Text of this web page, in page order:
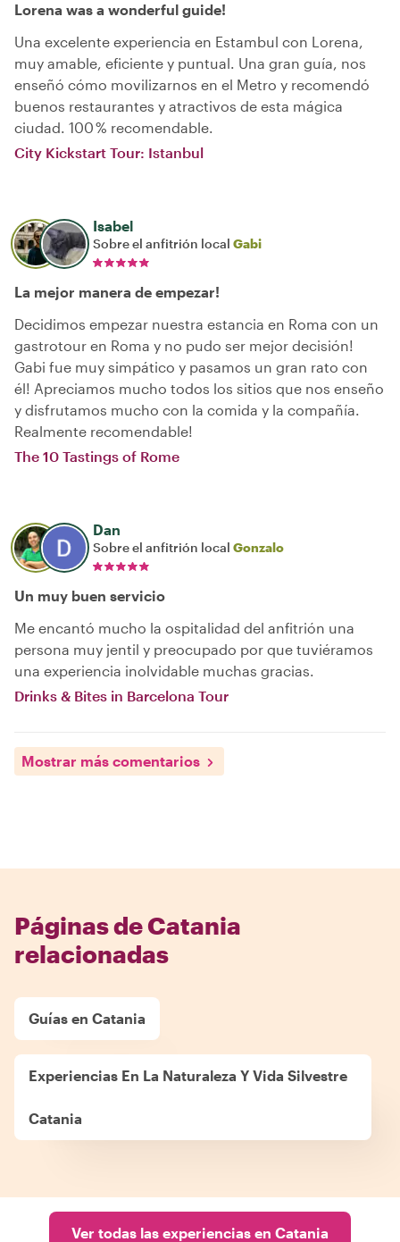
Lorena was a wonderful guide!
Una excelente experiencia en Estambul con Lorena,
muy amable, eficiente y puntual. Una gran guía, nos
enseñó cómo movilizarnos en el Metro y recomendó
buenos restaurantes y atractivos de esta mágica
ciudad. 100 % recomendable.
City Kickstart Tour: Istanbul
Isabel
Sobre el anfitrión local Gabi
La mejor manera de empezar!
Decidimos empezar nuestra estancia en Roma con un
gastrotour en Roma y no pudo ser mejor decisión!
Gabi fue muy simpático y pasamos un gran rato con
él! Apreciamos mucho todos los sitios que nos enseño
y disfrutamos mucho con la comida y la compañía.
Realmente recomendable!
The 10 Tastings of Rome
Dan
Sobre el anfitrión local Gonzalo
Un muy buen servicio
Me encantó mucho la ospitalidad del anfitrión una
persona muy jentil y preocupado por que tuviéramos
una experiencia inolvidable muchas gracias.
Drinks & Bites in Barcelona Tour
Mostrar más comentarios
Páginas de Catania
relacionadas
Guías en Catania
Experiencias En La Naturaleza Y Vida Silvestre
Catania
Ver todas las experiencias en Catania